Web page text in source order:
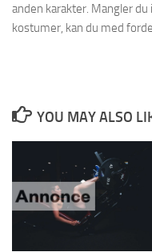
anden karakter. Mangler
kostumer, kan du med
YOU MAY ALSO